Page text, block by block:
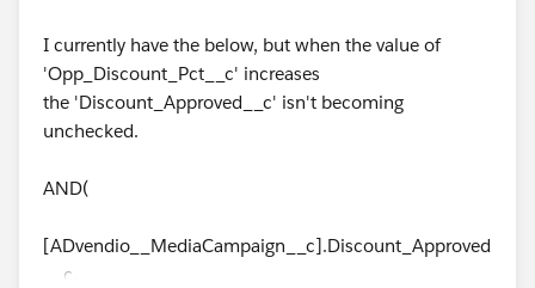
I currently have the below, but when the value of
'Opp_Discount_Pct__c' increases
the 'Discount_Approved__c' isn't becoming
unchecked.
AND(
[ADvendio__MediaCampaign__c].Discount_Approved
__c,